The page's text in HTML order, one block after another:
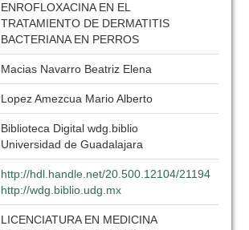
ENROFLOXACINA EN EL
TRATAMIENTO DE DERMATITIS
BACTERIANA EN PERROS
Macias Navarro Beatriz Elena
Lopez Amezcua Mario Alberto
Biblioteca Digital wdg.biblio
Universidad de Guadalajara
http://hdl.handle.net/20.500.12104/21194
http://wdg.biblio.udg.mx
LICENCIATURA EN MEDICINA